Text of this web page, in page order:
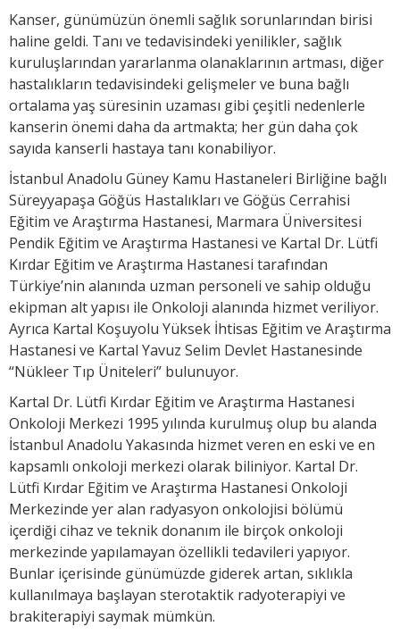
Kanser, günümüzün önemli sağlık sorunlarından birisi
haline geldi. Tanı ve tedavisindeki yenilikler, sağlık
kuruluşlarından yararlanma olanaklarının artması, diğer
hastalıkların tedavisindeki gelişmeler ve buna bağlı
ortalama yaş süresinin uzaması gibi çeşitli nedenlerle
kanserin önemi daha da artmakta; her gün daha çok
sayıda kanserli hastaya tanı konabiliyor.
İstanbul Anadolu Güney Kamu Hastaneleri Birliğine bağlı
Süreyyapaşa Göğüs Hastalıkları ve Göğüs Cerrahisi
Eğitim ve Araştırma Hastanesi, Marmara Üniversitesi
Pendik Eğitim ve Araştırma Hastanesi ve Kartal Dr. Lütfi
Kırdar Eğitim ve Araştırma Hastanesi tarafından
Türkiye’nin alanında uzman personeli ve sahip olduğu
ekipman alt yapısı ile Onkoloji alanında hizmet veriliyor.
Ayrıca Kartal Koşuyolu Yüksek İhtisas Eğitim ve Araştırma
Hastanesi ve Kartal Yavuz Selim Devlet Hastanesinde
“Nükleer Tıp Üniteleri” bulunuyor.
Kartal Dr. Lütfi Kırdar Eğitim ve Araştırma Hastanesi
Onkoloji Merkezi 1995 yılında kurulmuş olup bu alanda
İstanbul Anadolu Yakasında hizmet veren en eski ve en
kapsamlı onkoloji merkezi olarak biliniyor. Kartal Dr.
Lütfi Kırdar Eğitim ve Araştırma Hastanesi Onkoloji
Merkezinde yer alan radyasyon onkolojisi bölümü
içerdiği cihaz ve teknik donanım ile birçok onkoloji
merkezinde yapılamayan özellikli tedavileri yapıyor.
Bunlar içerisinde günümüzde giderek artan, sıklıkla
kullanılmaya başlayan sterotaktik radyoterapiyi ve
brakiterapiyi saymak mümkün.